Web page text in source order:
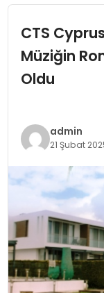
EKONOMI
TEKNOLOJI
YAŞAM
CTS
Müziğin
Oldu
admin
21 Şubat